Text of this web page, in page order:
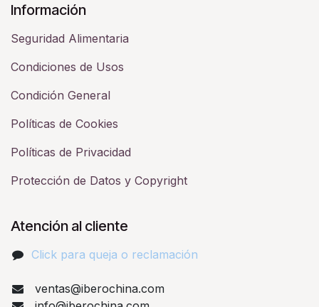
Información
Seguridad Alimentaria
Condiciones de Usos
Condición General
Políticas de Cookies
Políticas de Privacidad
Protección de Datos y Copyright
Atención al cliente
Click para queja o reclamación​
ventas@iberochina.com